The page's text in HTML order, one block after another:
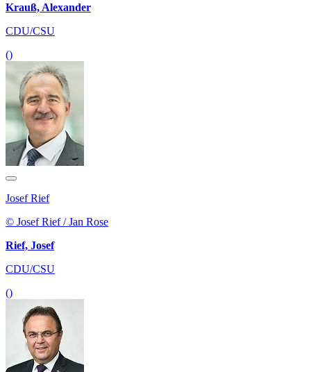
Krauß, Alexander
CDU/CSU
()
Josef Rief
© Josef Rief / Jan Rose
Rief, Josef
CDU/CSU
()